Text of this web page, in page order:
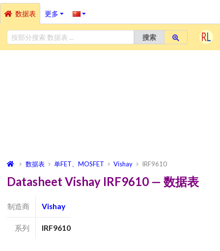
数据表 更多
搜索
数据表 单FET、MOSFET Vishay IRF9610
Datasheet Vishay IRF9610 — 数据表
制造商 Vishay
系列 IRF9610